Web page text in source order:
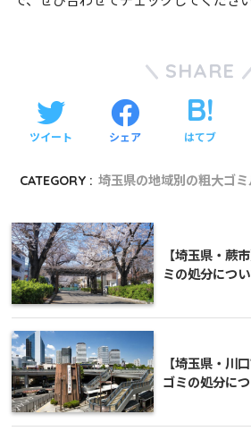
SHARE
ツイート シェア はてブ
CATEGORY : 埼玉県の地域別の粗大ゴ
【埼玉県・蕨
ミの処分につ
【埼玉県・川
ゴミの処分に